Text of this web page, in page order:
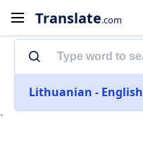
Translate.com
Lithuanian - English
`